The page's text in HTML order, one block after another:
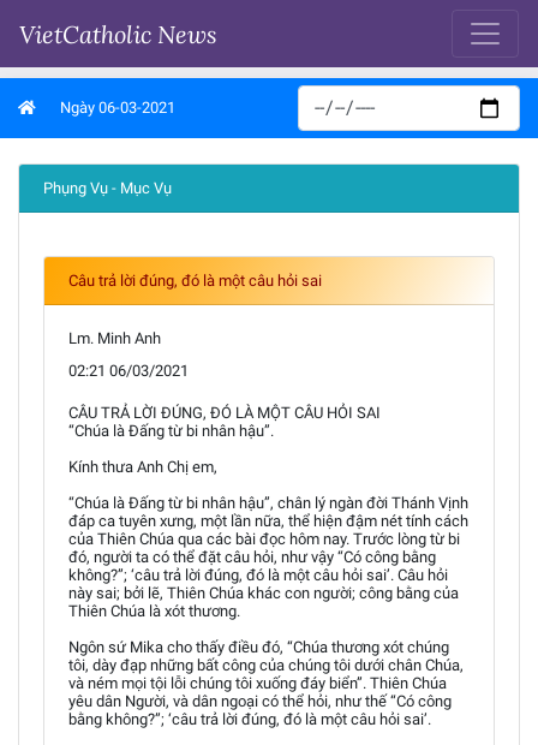
VietCatholic News
Ngày 06-03-2021
Phụng Vụ - Mục Vụ
Câu trả lời đúng, đó là một câu hỏi sai
Lm. Minh Anh
02:21 06/03/2021
CÂU TRẢ LỜI ĐÚNG, ĐÓ LÀ MỘT CÂU HỎI SAI
“Chúa là Đấng từ bi nhân hậu”.
Kính thưa Anh Chị em,
“Chúa là Đấng từ bi nhân hậu”, chân lý ngàn đời Thánh Vịnh
đáp ca tuyên xưng, một lần nữa, thể hiện đậm nét tính cách
của Thiên Chúa qua các bài đọc hôm nay. Trước lòng từ bi
đó, người ta có thể đặt câu hỏi, như vậy “Có công bằng
không?”; ‘câu trả lời đúng, đó là một câu hỏi sai’. Câu hỏi
này sai; bởi lẽ, Thiên Chúa khác con người; công bằng của
Thiên Chúa là xót thương.
Ngôn sứ Mika cho thấy điều đó, “Chúa thương xót chúng
tôi, dày đạp những bất công của chúng tôi dưới chân Chúa,
và ném mọi tội lỗi chúng tôi xuống đáy biển”. Thiên Chúa
yêu dân Người, và dân ngoại có thể hỏi, như thế “Có công
bằng không?”; ‘câu trả lời đúng, đó là một câu hỏi sai’.